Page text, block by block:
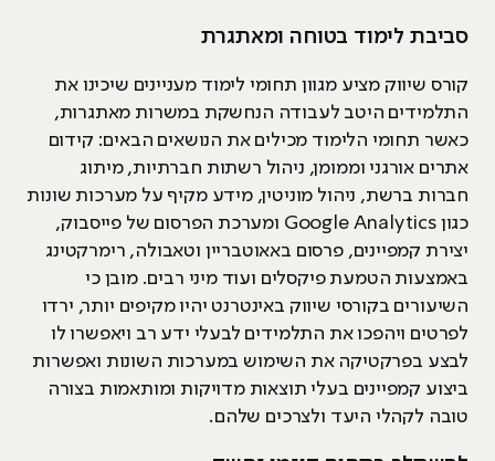
סביבת לימוד בטוחה ומאתגרת
קורס שיווק מציע מגוון תחומי לימוד מעניינים שיכינו את
התלמידים היטב לעבודה הנחשקת במשרות מאתגרות,
כאשר תחומי הלימוד מכילים את הנושאים הבאים: קידום
אתרים אורגני וממומן, ניהול רשתות חברתיות, מיתוג
חברות ברשת, ניהול מוניטין, מידע מקיף על מערכות שונות
כגון Google Analytics ומערכת הפרסום של פייסבוק,
יצירת קמפיינים, פרסום באאוטבריין וטאבולה, רימרקטינג
באמצעות הטמעת פיקסלים ועוד מיני רבים. מובן כי
השיעורים בקורסי שיווק באינטרנט יהיו מקיפים יותר, ירדו
לפרטים ויהפכו את התלמידים לבעלי ידע רב ויאפשרו לו
לבצע בפרקטיקה את השימוש במערכות השונות ואפשרות
ביצוע קמפיינים בעלי תוצאות מדויקות ומותאמות בצורה
טובה לקהלי היעד ולצרכים שלהם.